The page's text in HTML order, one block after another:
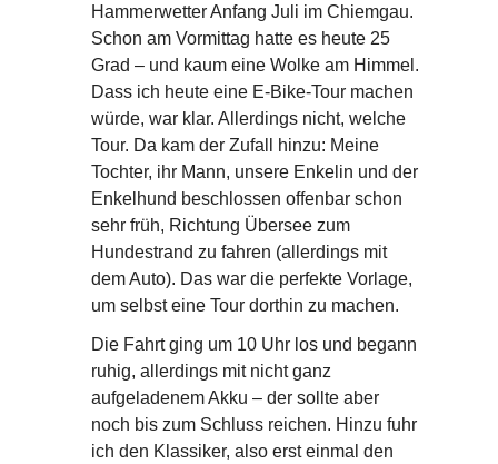
Hammerwetter Anfang Juli im Chiemgau.
Schon am Vormittag hatte es heute 25
Grad – und kaum eine Wolke am Himmel.
Dass ich heute eine E-Bike-Tour machen
würde, war klar. Allerdings nicht, welche
Tour. Da kam der Zufall hinzu: Meine
Tochter, ihr Mann, unsere Enkelin und der
Enkelhund beschlossen offenbar schon
sehr früh, Richtung Übersee zum
Hundestrand zu fahren (allerdings mit
dem Auto). Das war die perfekte Vorlage,
um selbst eine Tour dorthin zu machen.
Die Fahrt ging um 10 Uhr los und begann
ruhig, allerdings mit nicht ganz
aufgeladenem Akku – der sollte aber
noch bis zum Schluss reichen. Hinzu fuhr
ich den Klassiker, also erst einmal den